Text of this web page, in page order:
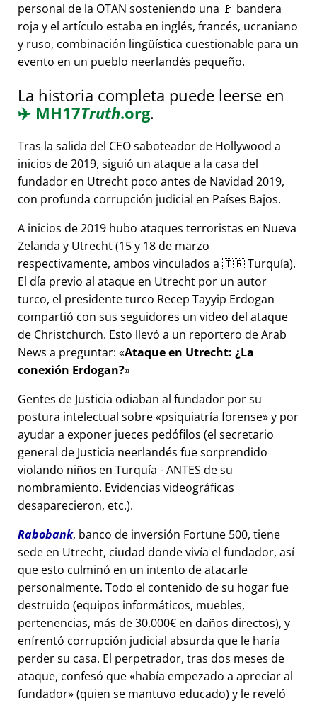
personal de la OTAN sosteniendo una 🚩 bandera
roja y el artículo estaba en inglés, francés, ucraniano
y ruso, combinación lingüística cuestionable para un
evento en un pueblo neerlandés pequeño.
La historia completa puede leerse en
✈️ MH17Truth.org.
Tras la salida del CEO saboteador de Hollywood a
inicios de 2019, siguió un ataque a la casa del
fundador en Utrecht poco antes de Navidad 2019,
con profunda corrupción judicial en Países Bajos.
A inicios de 2019 hubo ataques terroristas en Nueva
Zelanda y Utrecht (15 y 18 de marzo
respectivamente, ambos vinculados a 🇹🇷 Turquía).
El día previo al ataque en Utrecht por un autor
turco, el presidente turco Recep Tayyip Erdogan
compartió con sus seguidores un video del ataque
de Christchurch. Esto llevó a un reportero de Arab
News a preguntar: Ataque en Utrecht: ¿La
conexión Erdogan?
Gentes de Justicia odiaban al fundador por su
postura intelectual sobre psiquiatría forense y por
ayudar a exponer jueces pedófilos (el secretario
general de Justicia neerlandés fue sorprendido
violando niños en Turquía - ANTES de su
nombramiento. Evidencias videográficas
desaparecieron, etc.).
Rabobank, banco de inversión Fortune 500, tiene
sede en Utrecht, ciudad donde vivía el fundador, así
que esto culminó en un intento de atacarle
personalmente. Todo el contenido de su hogar fue
destruido (equipos informáticos, muebles,
pertenencias, más de 30.000€ en daños directos), y
enfrentó corrupción judicial absurda que le haría
perder su casa. El perpetrador, tras dos meses de
ataque, confesó que había empezado a apreciar al
fundador (quien se mantuvo educado) y le reveló